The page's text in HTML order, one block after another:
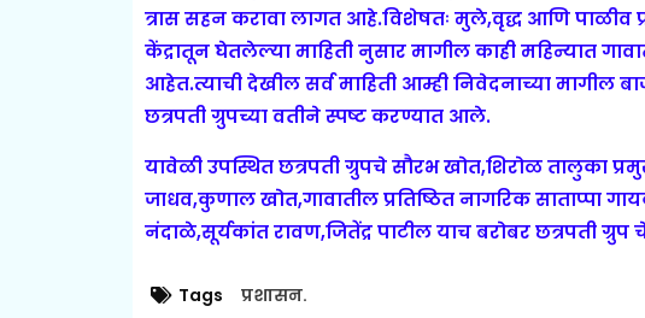
त्रास सहन करावा लागत आहे.विशेषतः मुले,वृद्ध आणि पाळीव
केंद्रातून घेतलेल्या माहिती नुसार मागील काही महिन्यात
आहेत.त्याची देखील सर्व माहिती आम्ही निवेदनाच्या
छत्रपती ग्रुपच्या वतीने स्पष्ट करण्यात आले.
यावेळी उपस्थितछत्रपती ग्रुपचे सौरभ खोत,शिरोळ तालुका
जाधव,कुणाल खोत,गावातील प्रतिष्ठित नागरिक साताप्पा
नंदाळे,सूर्यकांत रावण,जितेंद्र पाटील याच बरोबर छत्रपती ग्रुप
Tags प्रशासन.